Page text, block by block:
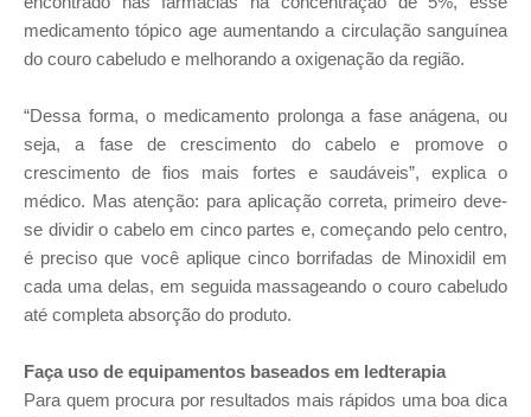
medicamento tópico age aumentando a circulação sanguínea
do couro cabeludo e melhorando a oxigenação da região.
“Dessa forma, o medicamento prolonga a fase anágena, ou
seja, a fase de crescimento do cabelo e promove o
crescimento de fios mais fortes e saudáveis”, explica o
médico. Mas atenção: para aplicação correta, primeiro deve-
se dividir o cabelo em cinco partes e, começando pelo centro,
é preciso que você aplique cinco borrifadas de Minoxidil em
cada uma delas, em seguida massageando o couro cabeludo
até completa absorção do produto.
Faça uso de equipamentos baseados em ledterapia
Para quem procura por resultados mais rápidos uma boa dica